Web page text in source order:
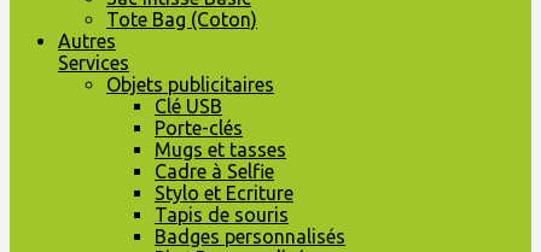
Tote Bag (Coton)
Autres
Services
Objets publicitaires
Clé USB
Porte-clés
Mugs et tasses
Cadre à Selfie
Stylo et Ecriture
Tapis de souris
Badges personnalisés